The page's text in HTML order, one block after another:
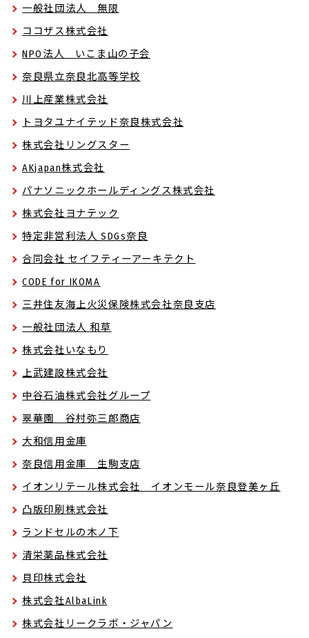
一般社団法人 無限
ココザス株式会社
NPO法人 いこま山の子会
奈良県立奈良北高等学校
川上産業株式会社
トヨタユナイテッド奈良株式会社
株式会社リングスター
AKjapan株式会社
パナソニックホールディングス株式会社
株式会社ヨナテック
特定非営利法人 SDGs奈良
合同会社 セイフティーアーキテクト
CODE for IKOMA
三井住友海上火災保険株式会社奈良支店
一般社団法人 和草
株式会社いなもり
上武建設株式会社
中谷石油株式会社グループ
翠華園 谷村弥三郎商店
大和信用金庫
奈良信用金庫 生駒支店
イオンリテール株式会社 イオンモール奈良登美ヶ丘
凸版印刷株式会社
ランドセルの木ノ下
清栄薬品株式会社
貝印株式会社
株式会社AlbaLink
株式会社リークラボ・ジャパン